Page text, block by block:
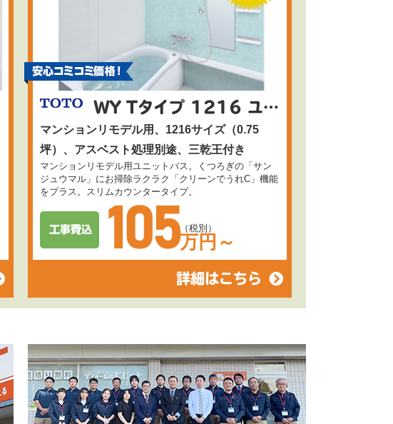
WY Tタイプ 1216 ユニットバス 三乾王付き
マンションリモデル用、1216サイズ（0.75
坪）、アスベスト処理別途、三乾王付き
マンションリモデル用ユニットバス。くつろぎの「サン
ジュウマル」にお掃除ラクラク「クリーンでうれC」機能
をプラス。スリムカウンタータイプ。
105万円～
（税別）
詳細はこちら